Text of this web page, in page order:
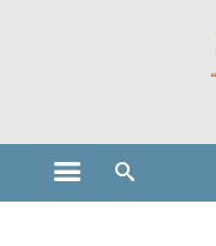
Ouvrir le menu